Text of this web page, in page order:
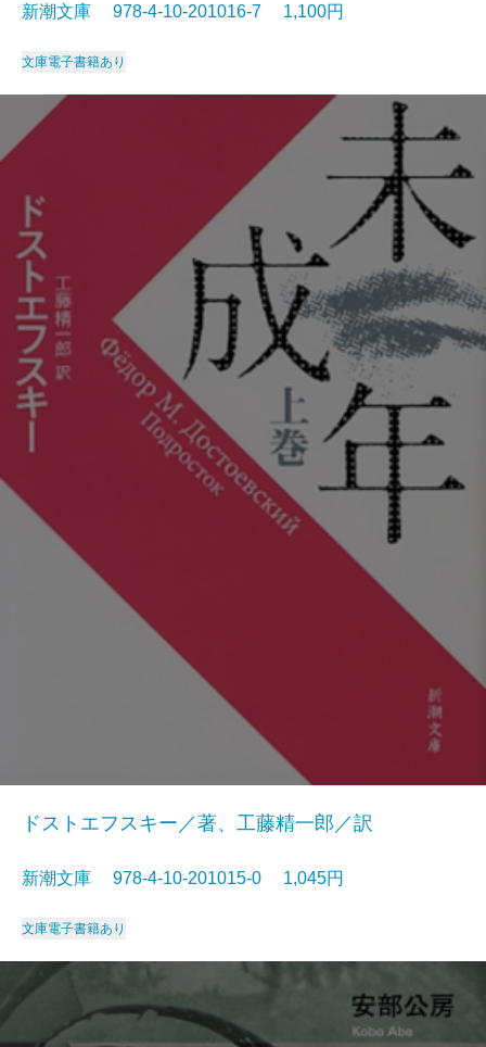
新潮文庫 978-4-10-201016-7 1,100円
文庫電子書籍あり
ドストエフスキー／著、工藤精一郎／訳
新潮文庫 978-4-10-201015-0 1,045円
文庫電子書籍あり